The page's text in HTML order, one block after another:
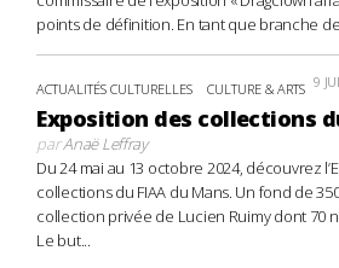
points de définition. En tant que branche
ACTUALITÉS CULTURELLES CULTURE & ARTS 9
Exposition des collections
parAnaë Leffray
Du 24 mai au 13 octobre 2024, découvrez
collections du FIAA du Mans. Un fond de
collection privée de Lucien Ruimy dont 70
Le but...